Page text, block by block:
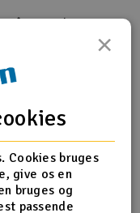
på vej ned. Det er
var stadig nogle,
×
Cookies bruges
give os en
bruges og
passende